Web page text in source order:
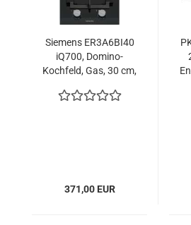
Siemens ER3A6BI40
iQ700, Domino-
Kochfeld, Gas, 30 cm,
Schwarz
371,00 EUR